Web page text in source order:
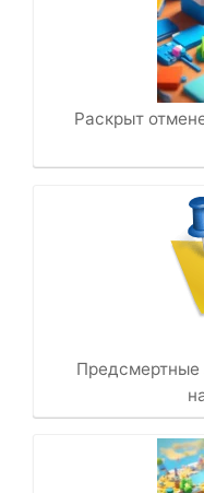
Раскрыт
Предсмертные